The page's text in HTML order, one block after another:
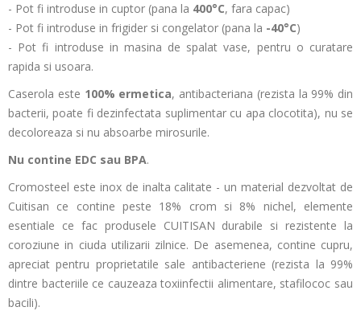
- Pot fi introduse in cuptor (pana la 400°C, fara capac)
- Pot fi introduse in frigider si congelator (pana la -40°C)
- Pot fi introduse in masina de spalat vase, pentru o curatare
rapida si usoara.
Caserola este 100% ermetica, antibacteriana (rezista la 99% din
bacterii, poate fi dezinfectata suplimentar cu apa clocotita), nu se
decoloreaza si nu absoarbe mirosurile.
Nu contine EDC sau BPA.
Cromosteel este inox de inalta calitate - un material dezvoltat de
Cuitisan ce contine peste 18% crom si 8% nichel, elemente
esentiale ce fac produsele CUITISAN durabile si rezistente la
coroziune in ciuda utilizarii zilnice. De asemenea, contine cupru,
apreciat pentru proprietatile sale antibacteriene (rezista la 99%
dintre bacteriile ce cauzeaza toxiinfectii alimentare, stafilococ sau
bacili).